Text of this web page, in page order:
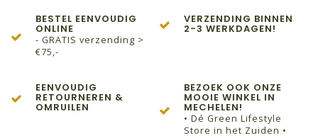
BESTEL EENVOUDIG
ONLINE
- GRATIS verzending >
€75,-
VERZENDING BINNEN
2-3 WERKDAGEN!
EENVOUDIG
RETOURNEREN &
OMRUILEN
BEZOEK OOK ONZE
MOOIE WINKEL IN
MECHELEN!
• Dé Green Lifestyle
Store in het Zuiden •